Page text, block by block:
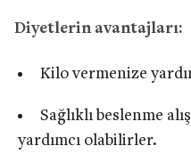
Diyetlerin avantajları:
Kilo vermenize
Sağlıklı beslenme
yardımcı olabilirler.